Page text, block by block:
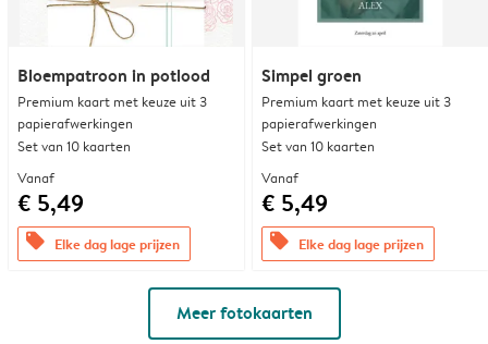
Bloempatroon in potlood
Premium kaart met keuze uit 3
papierafwerkingen
Set van 10 kaarten
Vanaf
€ 5,49
offers Elke dag lage prijzen
Simpel groen
Premium kaart met keuze uit 3
papierafwerkingen
Set van 10 kaarten
Vanaf
€ 5,49
offers Elke dag lage prijzen
Meer fotokaarten